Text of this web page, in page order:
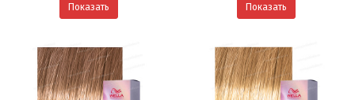
Показать Показать